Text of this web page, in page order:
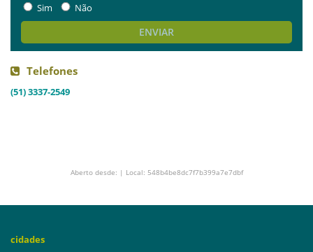
Sim
Não
ENVIAR
Telefones
(51) 3337-2549
Aberto desde: | Local: 548b4be8dc7f7b399a7e7dbf
cidades